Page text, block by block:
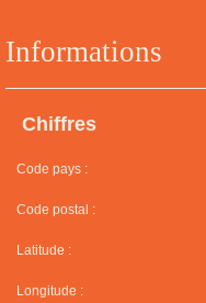
Informations
Chiffres
Code pays :
Code postal :
Latitude :
Longitude :